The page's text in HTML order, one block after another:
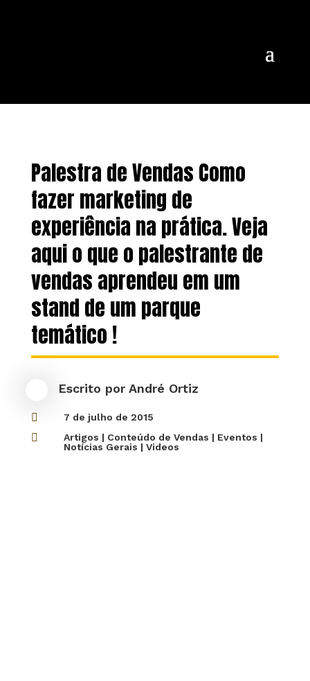
Palestra de Vendas Como
fazer marketing de
experiência na prática. Veja
aqui o que o palestrante de
vendas aprendeu em um
stand de um parque
temático !
Escrito por André Ortiz
 7 de julho de 2015
 Artigos | Conteúdo de Vendas | Eventos |
Notícias Gerais | Videos